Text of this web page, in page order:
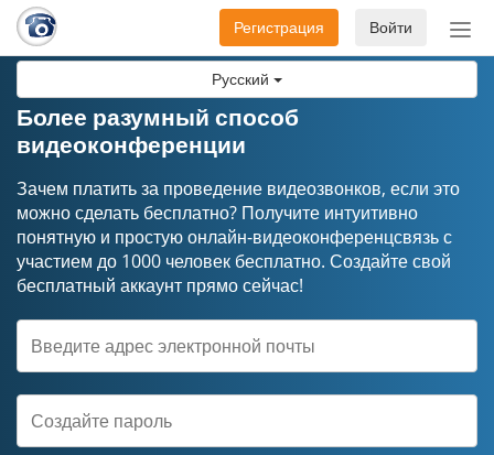
Русский
Войти
Регистрация
Более разумный способ
видеоконференции
Зачем платить за проведение видеозвонков, если это
можно сделать бесплатно? Получите интуитивно
понятную и простую онлайн-видеоконференцсвязь с
участием до 1000 человек бесплатно. Создайте свой
бесплатный аккаунт прямо сейчас!